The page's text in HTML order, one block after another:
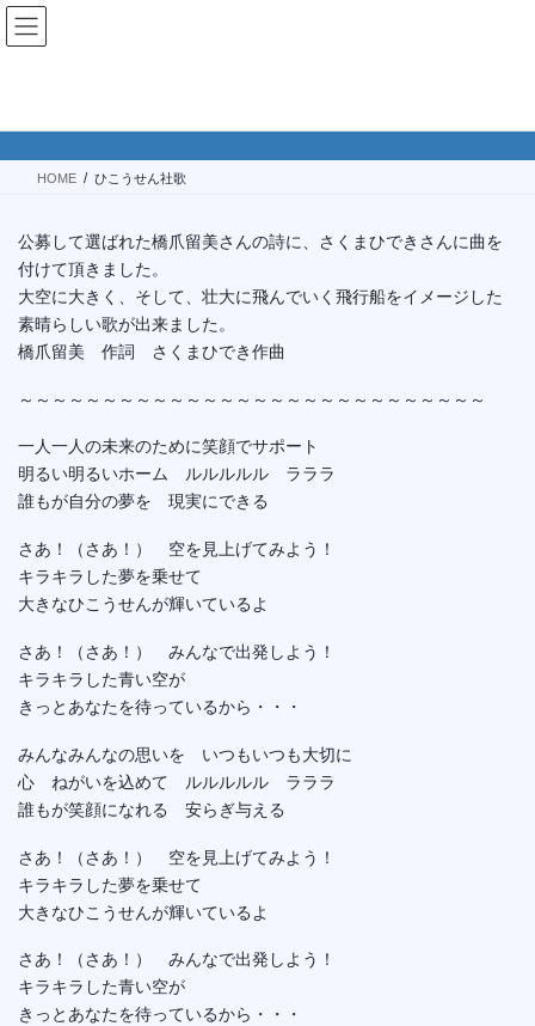
コ
ン
へ
ス
ナ
ビ
ョ
ン
HOME ひこうせん社歌
公募して選ばれた橋爪留美さんの詩に、さくまひできさんに曲を
付けて頂きました。
大空に大きく、そして、壮大に飛んでいく飛行船をイメージした
素晴らしい歌が出来ました。
橋爪留美 作詞 さくまひでき作曲
～～～～～～～～～～～～～～～～～～～～～～～～～～～～
一人一人の未来のために笑顔でサポート
明るい明るいホーム ルルルルル ラララ
誰もが自分の夢を 現実にできる
さあ！（さあ！） 空を見上げてみよう！
キラキラした夢を乗せて
大きなひこうせんが輝いているよ
さあ！（さあ！） みんなで出発しよう！
キラキラした青い空が
きっとあなたを待っているから・・・
みんなみんなの思いを いつもいつも大切に
心 ねがいを込めて ルルルルル ラララ
誰もが笑顔になれる 安らぎ与える
さあ！（さあ！） 空を見上げてみよう！
キラキラした夢を乗せて
大きなひこうせんが輝いているよ
さあ！（さあ！） みんなで出発しよう！
キラキラした青い空が
きっとあなたを待っているから・・・